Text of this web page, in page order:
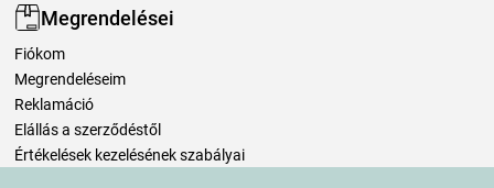
Megrendelései
Fiókom
Megrendeléseim
Reklamáció
Elállás a szerződéstől
Értékelések kezelésének szabályai